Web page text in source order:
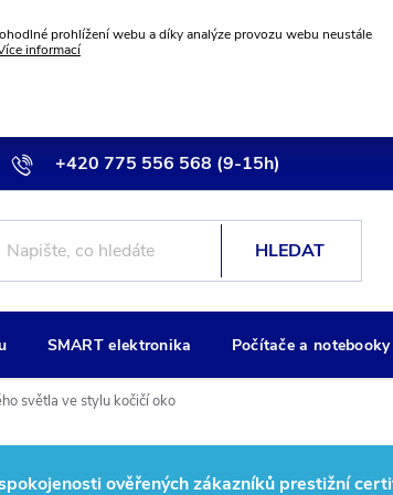
prohlížení webu a díky analýze provozu webu neustále
informací
+420 775 556 568 (9-15h)
info@wiremax.eu
HLEDAT
SMART elektronika Počítače a notebooky
světla ve stylu kočičí oko
ověřených zákazníků prestižní